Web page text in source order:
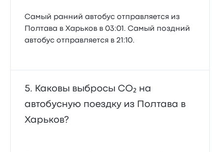
Самый ранний автобус отправляется из
Полтава в Харьков в 03:01. Самый поздний
автобус отправляется в 21:10.
Каковы выбросы CO₂ на
автобусную поездку из Полтава в
Харьков?